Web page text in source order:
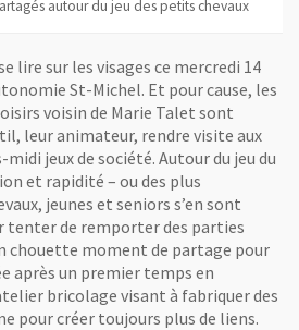
autour du jeu des petits chevaux
lire sur les visages ce mercredi 14
St-Michel. Et pour cause, les
voisin de Marie Talet sont
leur animateur, rendre visite aux
jeux de société. Autour du jeu du
et rapidité – ou des plus
jeunes et seniors s’en sont
tenter de remporter des parties
chouette moment de partage pour
après un premier temps en
bricolage visant à fabriquer des
pour créer toujours plus de liens.